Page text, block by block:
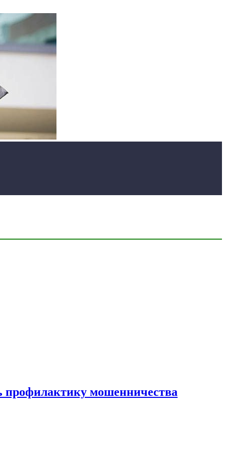
профилактику мошенничества